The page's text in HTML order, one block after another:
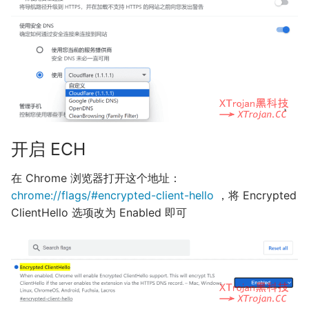
开启 ECH
在 Chrome 浏览器打开这个地址：
chrome://flags/#encrypted-client-hello ，将 Encrypted
ClientHello 选项改为 Enabled 即可